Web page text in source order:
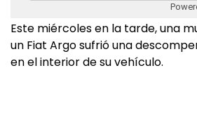
Este miércoles en la tarde, una
un Fiat Argo sufrió una
en el interior de su vehículo.